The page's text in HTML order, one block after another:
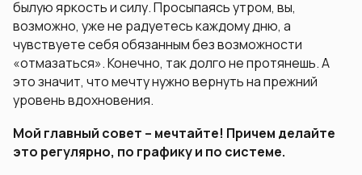
былую яркость и силу. Просыпаясь утром, вы,
возможно, уже не радуетесь каждому дню, а
чувствуете себя обязанным без возможности
«отмазаться». Конечно, так долго не протянешь. А
это значит, что мечту нужно вернуть на прежний
уровень вдохновения.
Мой главный совет – мечтайте! Причем делайте
это регулярно, по графику и по системе.